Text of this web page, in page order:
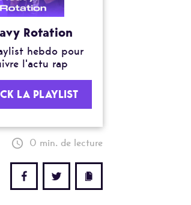
Rotation
hebdo pour
l'actu rap
LA PLAYLIST
0 min. de lecture